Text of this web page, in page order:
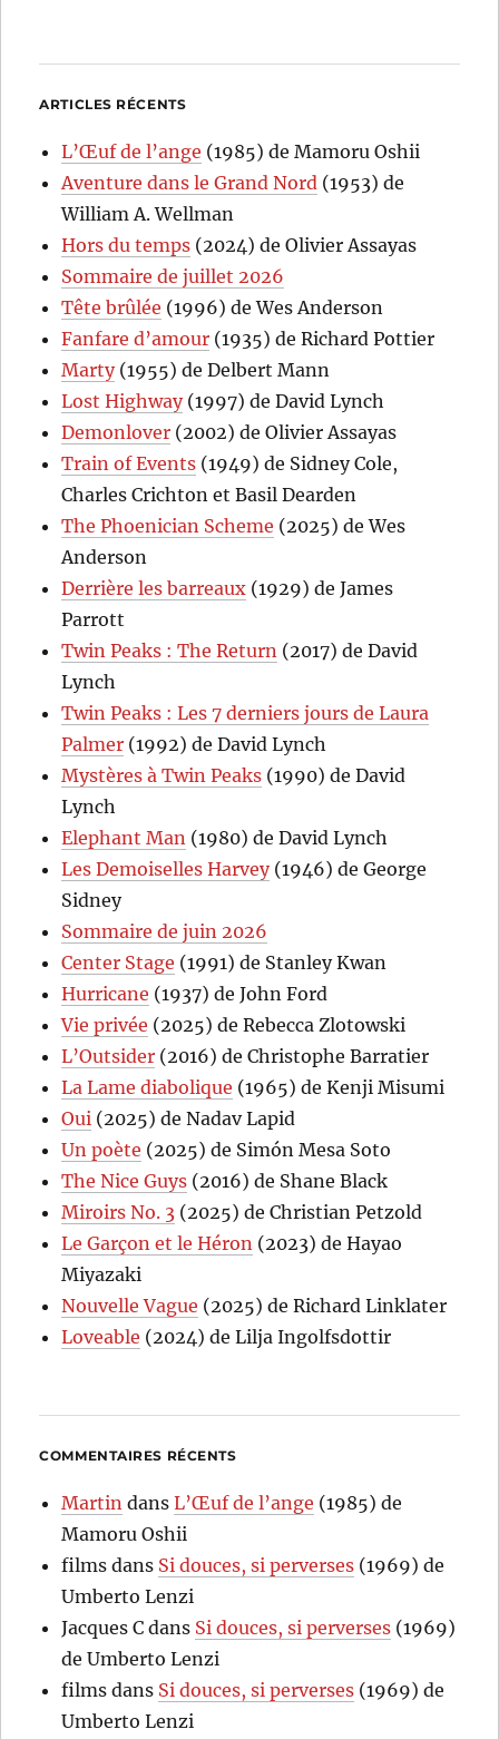
ARTICLES RÉCENTS
L’Œuf de l’ange (1985) de Mamoru Oshii
Aventure dans le Grand Nord (1953) de
William A. Wellman
Hors du temps (2024) de Olivier Assayas
Sommaire de juillet 2026
Tête brûlée (1996) de Wes Anderson
Fanfare d’amour (1935) de Richard Pottier
Marty(1955) de Delbert Mann
Lost Highway(1997) de David Lynch
Demonlover (2002) de Olivier Assayas
Train of Events (1949) de Sidney Cole,
Charles Crichton et Basil Dearden
The Phoenician Scheme (2025) de Wes
Anderson
Derrière les barreaux (1929) de James
Parrott
Twin Peaks : The Return (2017) de David
Lynch
Twin Peaks : Les 7 derniers jours de Laura
Palmer (1992) de David Lynch
Mystères à Twin Peaks (1990) de David
Lynch
Elephant Man (1980) de David Lynch
Les Demoiselles Harvey(1946) de George
Sidney
Sommaire de juin 2026
Center Stage (1991) de Stanley Kwan
Hurricane (1937) de John Ford
Vie privée (2025) de Rebecca Zlotowski
L’Outsider (2016) de Christophe Barratier
La Lame diabolique (1965) de Kenji Misumi
Oui (2025) de Nadav Lapid
Un poète (2025) de Simón Mesa Soto
The Nice Guys (2016) de Shane Black
Miroirs No. 3 (2025) de Christian Petzold
Le Garçon et le Héron (2023) de Hayao
Miyazaki
Nouvelle Vague (2025) de Richard Linklater
Loveable (2024) de Lilja Ingolfsdottir
COMMENTAIRES RÉCENTS
Martin dansL’Œuf de l’ange (1985) de
Mamoru Oshii
films dans Si douces, si perverses (1969) de
Umberto Lenzi
Jacques C dans Si douces, si perverses (1969)
de Umberto Lenzi
films dans Si douces, si perverses (1969) de
Umberto Lenzi